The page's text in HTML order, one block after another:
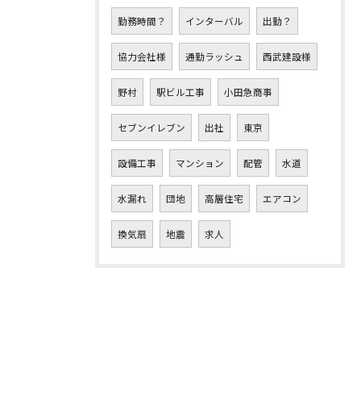
勤務時間？ インターバル 出勤？
協力会社様 通勤ラッシュ 西武建設様
野村 駅ビル工事 小田急商事
セブンイレブン 出社 東京
設備工事 マンション 配管 水道
水漏れ 団地 高層住宅 エアコン
換気扇 地震 求人